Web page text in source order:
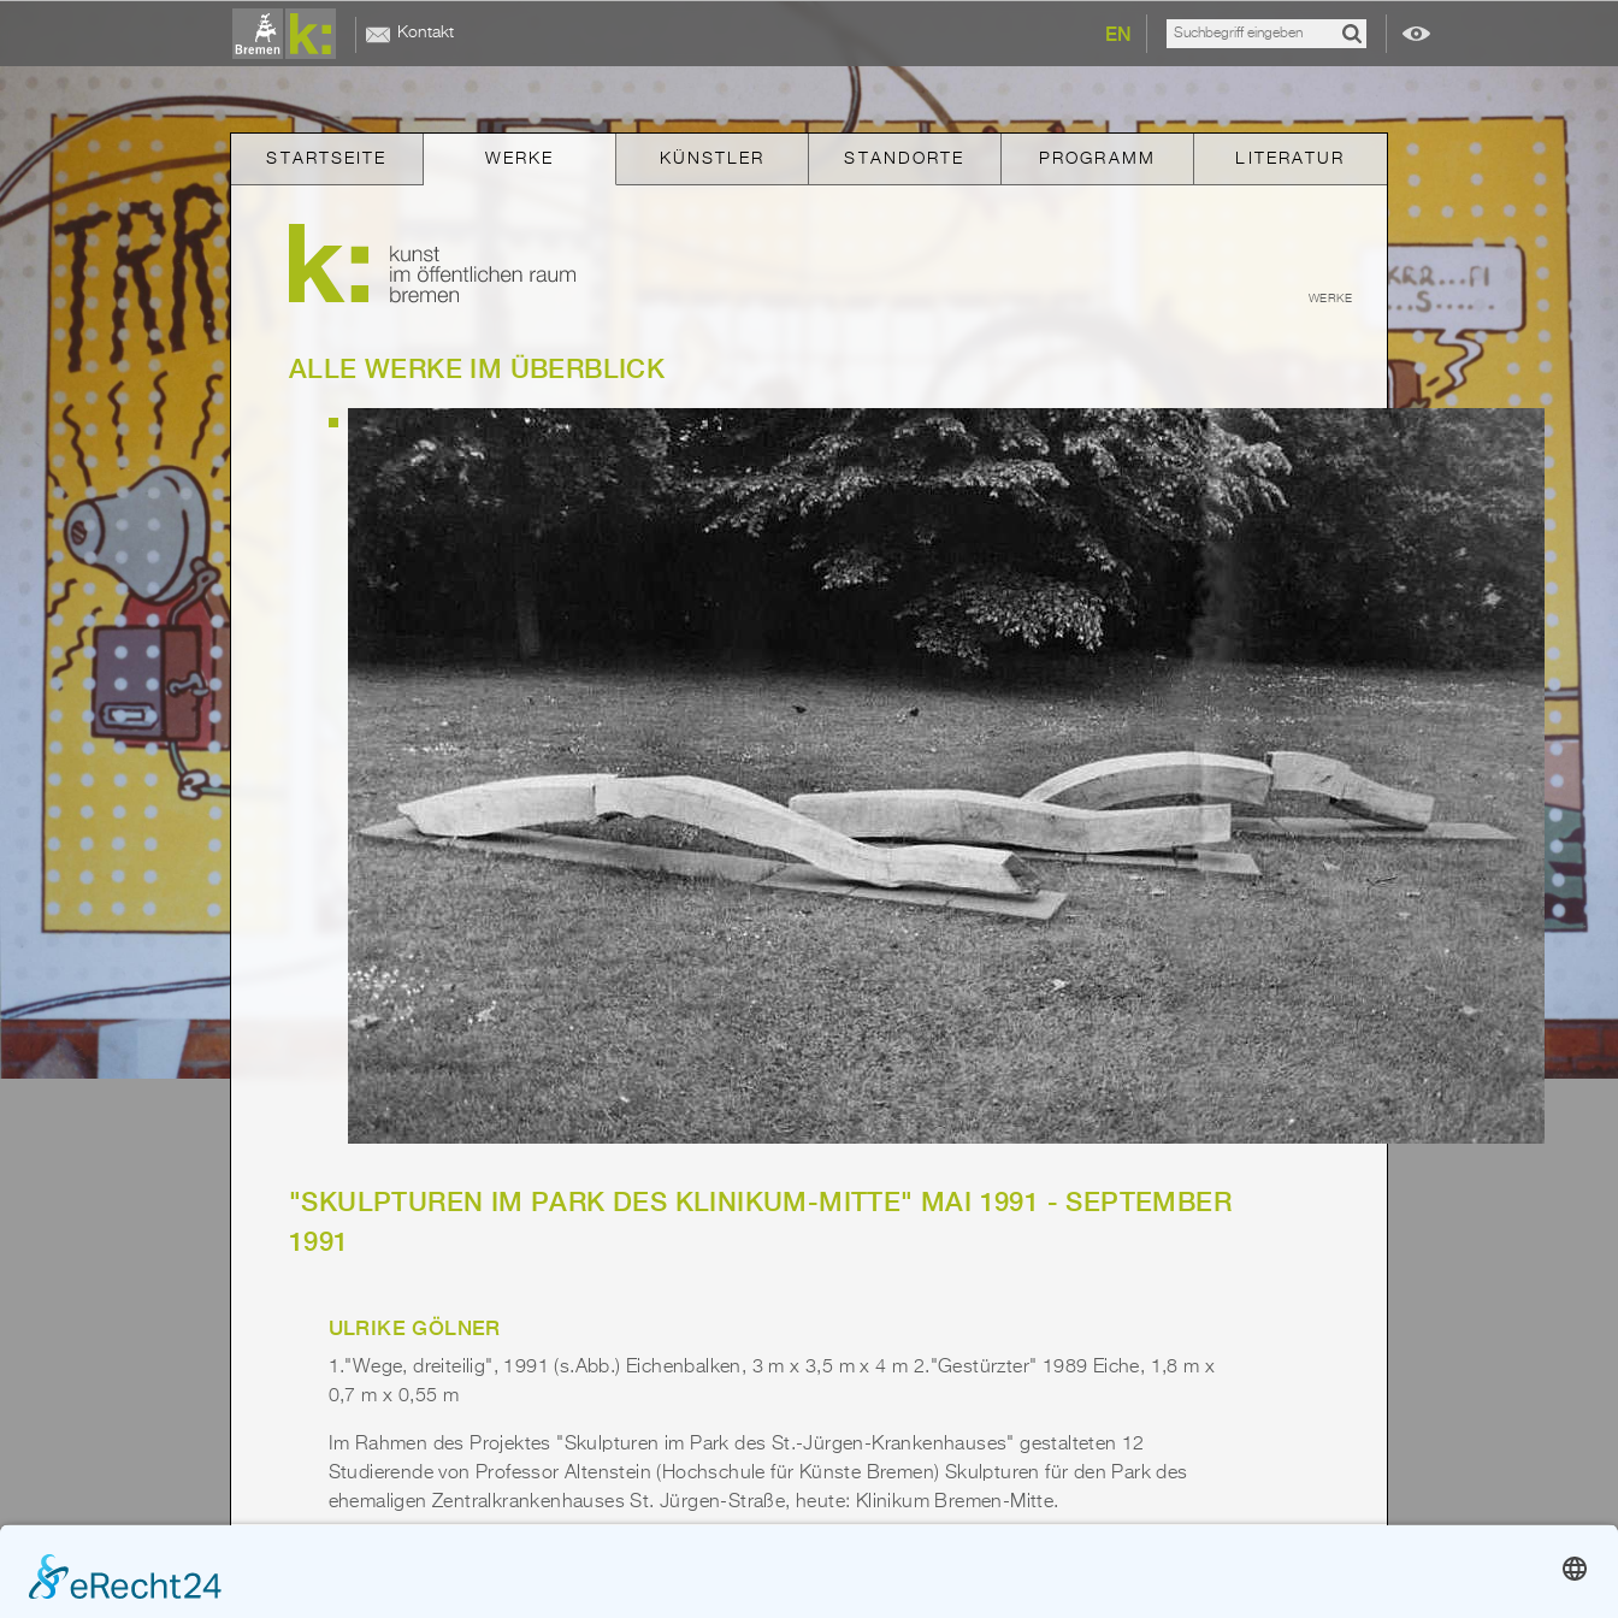
Kontakt EN
STARTSEITE WERKE KÜNSTLER STANDORTE PROGRAMM LITERATUR
WERKE
ALLE WERKE IM ÜBERBLICK
"SKULPTUREN IM PARK DES KLINIKUM-MITTE" MAI 1991 - SEPTEMBER
1991
ULRIKE GÖLNER
1."Wege, dreiteilig", 1991 (s.Abb.) Eichenbalken, 3 m x 3,5 m x 4 m 2."Gestürzter" 1989 Eiche, 1,8 m x
0,7 m x 0,55 m
Im Rahmen des Projektes "Skulpturen im Park des St.-Jürgen-Krankenhauses" gestalteten 12
Studierende von Professor Altenstein (Hochschule für Künste Bremen) Skulpturen für den Park des
ehemaligen Zentralkrankenhauses St. Jürgen-Straße, heute: Klinikum Bremen-Mitte.